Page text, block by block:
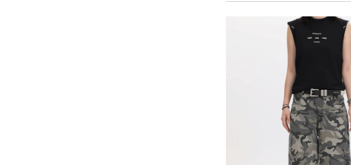
フーデッドス
ブラック/L
2026/05/28
NCLLW オリ
2026/05/27